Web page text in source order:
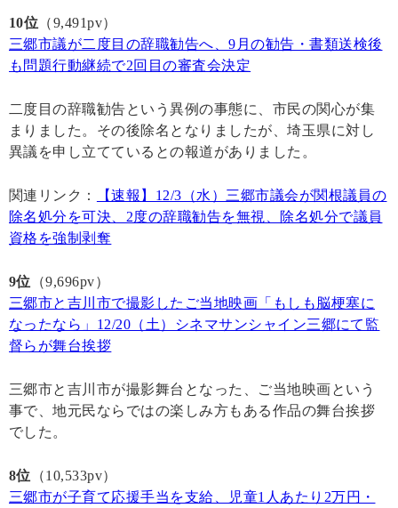
10位 （9,491pv）
三郷市議が二度目の辞職勧告へ、9月の勧告・書類送検後
も問題行動継続で2回目の審査会決定
二度目の辞職勧告という異例の事態に、市民の関心が集
まりました。その後除名となりましたが、埼玉県に対し
異議を申し立てているとの報道がありました。
関連リンク：
【速報】12/3（水）三郷市議会が関根議員の
除名処分を可決、2度の辞職勧告を無視、除名処分で議員
資格を強制剥奪
9位 （9,696pv）
三郷市と吉川市で撮影したご当地映画「もしも脳梗塞に
なったなら」12/20（土）シネマサンシャイン三郷にて監
督らが舞台挨拶
三郷市と吉川市が撮影舞台となった、ご当地映画という
事で、地元民ならではの楽しみ方もある作品の舞台挨拶
でした。
8位 （10,533pv）
三郷市が子育て応援手当を支給、児童1人あたり2万円・